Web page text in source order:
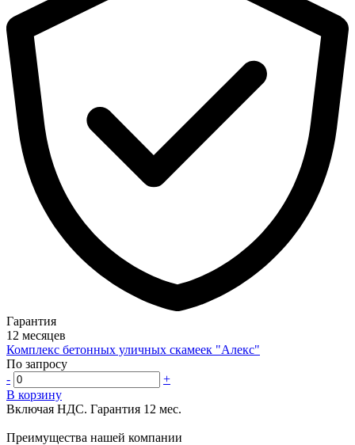
Гарантия
12 месяцев
Комплекс бетонных уличных скамеек "Алекс"
По запросу
-
+
В корзину
Включая НДС. Гарантия 12 мес.
Преимущества нашей компании